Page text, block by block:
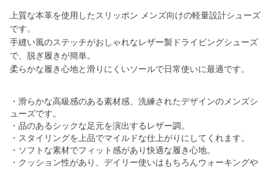
上質な本革を使用したスリッポン メンズ向けの軽量設計シューズ
です。
手縫い風のステッチがおしゃれなレザー製ドライビングシューズ
で、脱ぎ履きが簡単。
柔らかな履き心地と滑りにくいソールで日常使いに最適です。
・滑らかな高級感のある素材感、洗練されたデザインのメンズシ
ューズです。
・品のあるシックな足元を演出するレザー調。
・スタイリングを上品でマイルドな仕上がりにしてくれます。
・ソフトな素材でフィット感があり快適な履き心地。
・クッション性があり、デイリー使いはもちろんウォーキングや